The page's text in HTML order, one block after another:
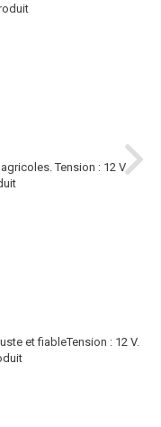
Tension : 12 V.
et fiableTension : 12 V.